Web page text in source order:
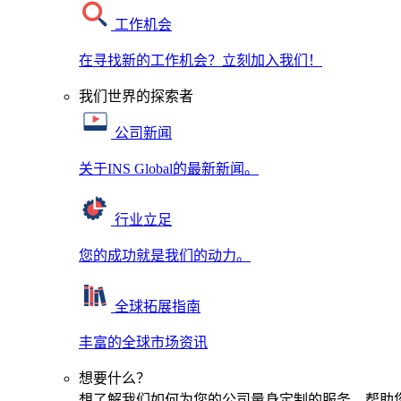
工作机会
在寻找新的工作机会？立刻加入我们！
我们世界的探索者
公司新闻
关于INS Global的最新新闻。
行业立足
您的成功就是我们的动力。
全球拓展指南
丰富的全球市场资讯
想要什么？